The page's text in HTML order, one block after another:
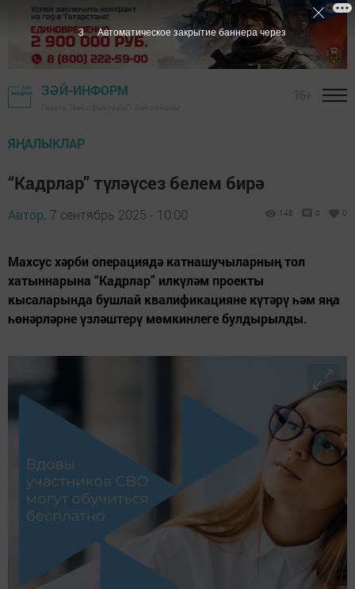
ЗӘЙ-ИНФОРМ
ЯҢАЛЫКЛАР
“Кадрлар” түләүсез белем бирә
Автор, 7 сентябрь 2025 - 10:00 148 0 0
Махсус хәрби операциядә катнашучыларның тол
хатыннарына “Кадрлар” илкүләм проекты
кысаларында бушлай квалификацияне күтәрү һәм яңа
һөнәрләрне үзләштерү мөмкинлеге булдырылды.
2 Автоматическое закрытие баннера через